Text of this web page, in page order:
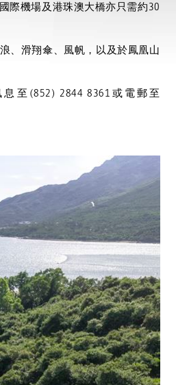
際機場及港珠澳大橋亦只需約30
、滑翔傘、風帆，以及於鳳凰山
息至 (852) 2844 8361 或電郵至